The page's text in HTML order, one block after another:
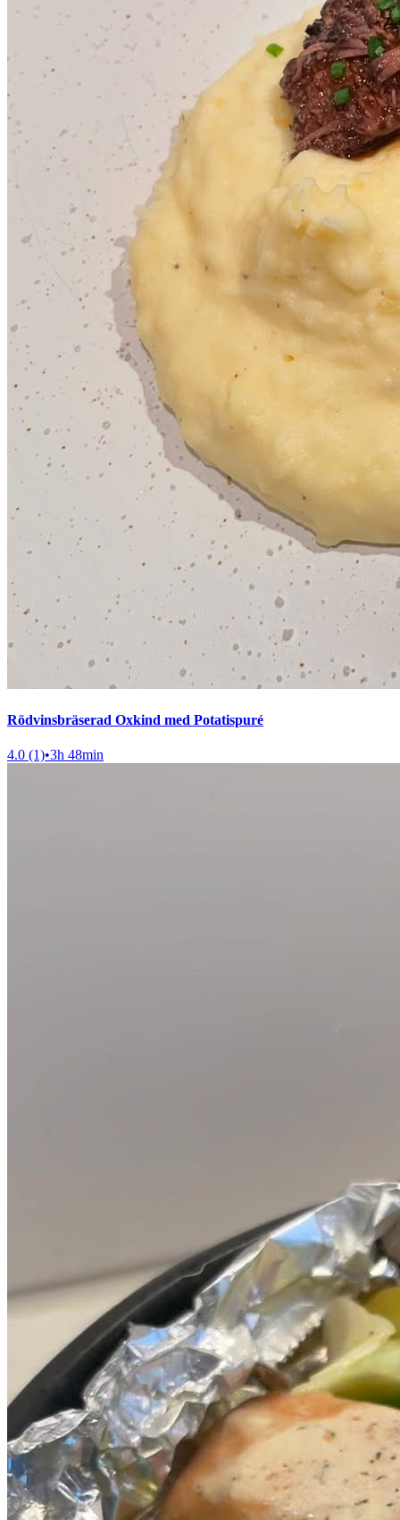
Rödvinsbräserad Oxkind med Potatispuré
4.0 (1)•3h 48min